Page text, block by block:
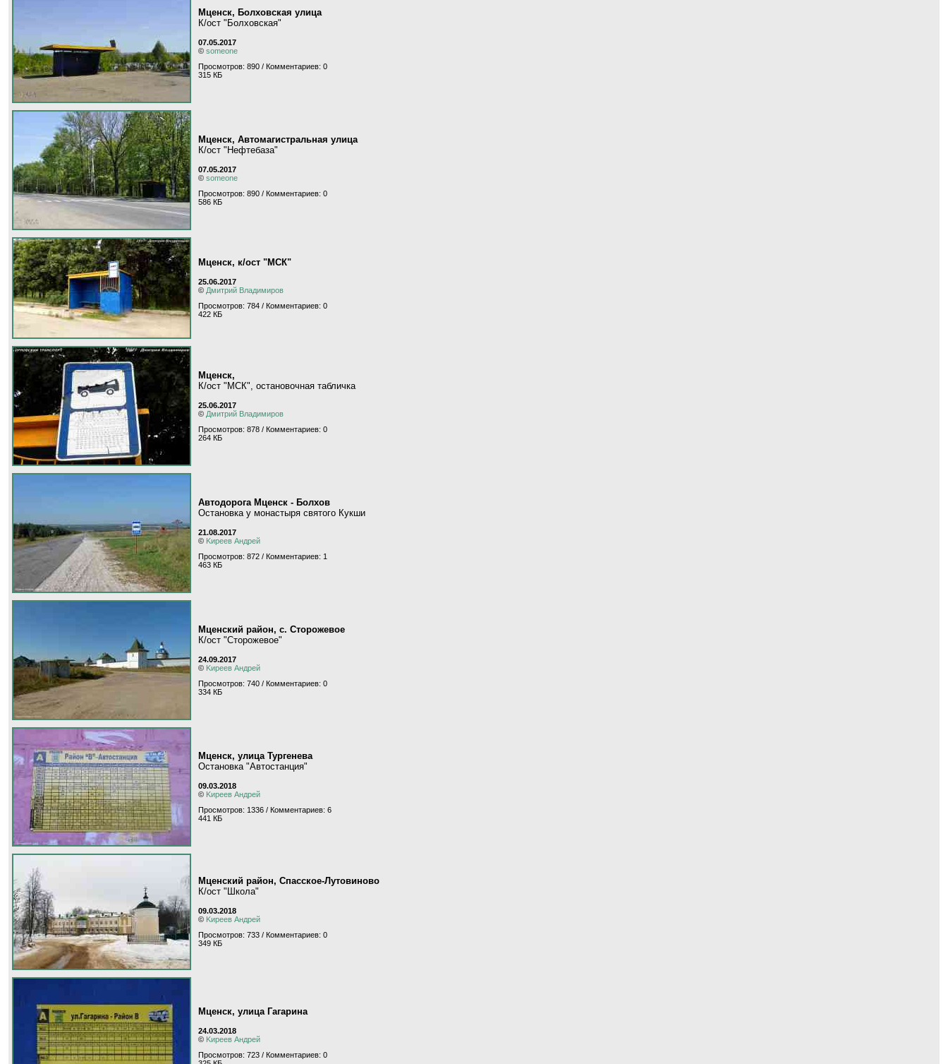
Мценск, Болховская улица
К/ост "Болховская"
07.05.2017
© someone
Просмотров: 890 / Комментариев: 0
315 КБ
Мценск, Автомагистральная улица
К/ост "Нефтебаза"
07.05.2017
© someone
Просмотров: 890 / Комментариев: 0
586 КБ
Мценск, к/ост "МСК"
25.06.2017
© Дмитрий Владимиров
Просмотров: 784 / Комментариев: 0
422 КБ
Мценск,
К/ост "МСК", остановочная табличка
25.06.2017
© Дмитрий Владимиров
Просмотров: 878 / Комментариев: 0
264 КБ
Автодорога Мценск - Болхов
Остановка у монастыря святого Кукши
21.08.2017
© Kиpeeв Aндpeй
Просмотров: 872 / Комментариев: 1
463 КБ
Мценский район, с. Сторожевое
К/ост "Сторожевое"
24.09.2017
© Kиpeeв Aндpeй
Просмотров: 740 / Комментариев: 0
334 КБ
Мценск, улица Тургенева
Остановка "Автостанция"
09.03.2018
© Kиpeeв Aндpeй
Просмотров: 1336 / Комментариев: 6
441 КБ
Мценский район, Спасское-Лутовиново
К/ост "Школа"
09.03.2018
© Kиpeeв Aндpeй
Просмотров: 733 / Комментариев: 0
349 КБ
Мценск, улица Гагарина
24.03.2018
© Kиpeeв Aндpeй
Просмотров: 723 / Комментариев: 0